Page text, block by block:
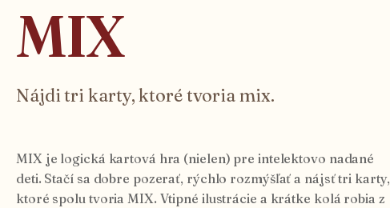
MIX
Nájdi tri karty, ktoré tvoria mix.
MIX je logická kartová hra (nielen) pre intelektovo nadané
deti. Stačí sa dobre pozerať, rýchlo rozmýšľať a nájsť tri karty,
ktoré spolu tvoria MIX. Vtipné ilustrácie a krátke kolá robia z